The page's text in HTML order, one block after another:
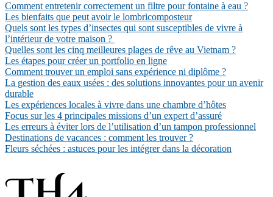
Comment entretenir correctement un filtre pour fontaine à eau ?
Les bienfaits que peut avoir le lombricomposteur
Quels sont les types d’insectes qui sont susceptibles de vivre à
l’intérieur de votre maison ?
Quelles sont les cinq meilleures plages de rêve au Vietnam ?
Les étapes pour créer un portfolio en ligne
Comment trouver un emploi sans expérience ni diplôme ?
La gestion des eaux usées : des solutions innovantes pour un avenir
durable
Les expériences locales à vivre dans une chambre d’hôtes
Focus sur les 4 principales missions d’un expert d’assuré
Les erreurs à éviter lors de l’utilisation d’un tampon professionnel
Destinations de vacances : comment les trouver ?
Fleurs séchées : astuces pour les intégrer dans la décoration